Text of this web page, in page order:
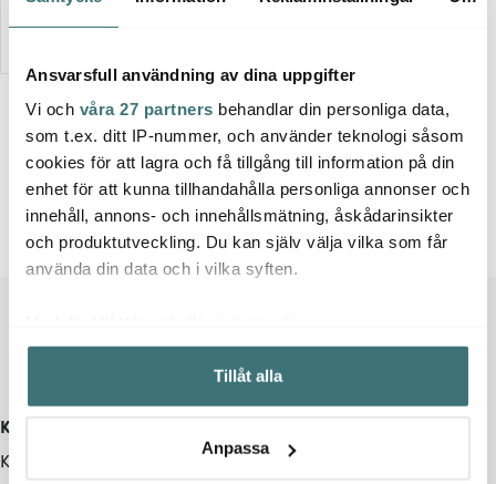
Ansvarsfull användning av dina uppgifter
Vi och våra 27 partners behandlar din personliga data,
som t.ex. ditt IP-nummer, och använder teknologi såsom
cookies för att lagra och få tillgång till information på din
enhet för att kunna tillhandahålla personliga annonser och
innehåll, annons- och innehållsmätning, åskådarinsikter
och produktutveckling. Du kan själv välja vilka som får
använda din data och i vilka syften.
Samla in information om din geografiska plats som
kan ha en noggrannhet på upp till flera meter
Identifiera din enhet genom att aktivt skanna den för
Ta reda på mer om hur dina personliga uppgifter
Tillåt alla
Anpassa
7 av 7 produkter
Kundservice
Kontakta oss / FAQ